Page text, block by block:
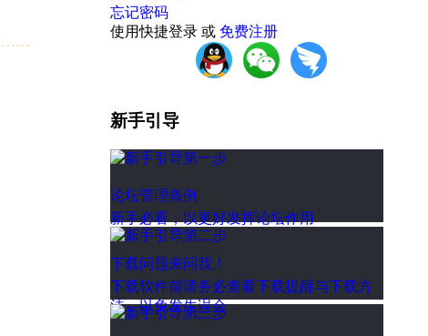
……
忘记密码
使用快捷登录 或 免费注册
新手引导
论坛管理条例
新手必看，以更好发挥论坛作用
下载问题来问我！
下载软件前请务必查看下载提醒与下载方
法，以免发生误会